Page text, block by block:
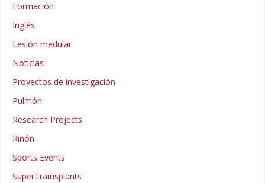
Formación
Inglés
Lesión medular
Noticias
Proyectos de investigación
Pulmón
Research Projects
Riñón
Sports Events
SuperTraïnsplants